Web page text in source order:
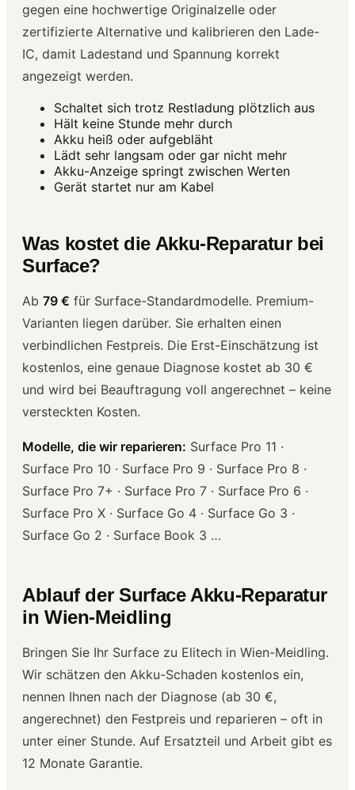
gegen eine hochwertige Originalzelle oder
zertifizierte Alternative und kalibrieren den Lade-
IC, damit Ladestand und Spannung korrekt
angezeigt werden.
Schaltet sich trotz Restladung plötzlich aus
Hält keine Stunde mehr durch
Akku heiß oder aufgebläht
Lädt sehr langsam oder gar nicht mehr
Akku-Anzeige springt zwischen Werten
Gerät startet nur am Kabel
Was kostet die Akku-Reparatur bei
Surface?
Ab 79 € für Surface-Standardmodelle. Premium-
Varianten liegen darüber. Sie erhalten einen
verbindlichen Festpreis. Die Erst-Einschätzung ist
kostenlos, eine genaue Diagnose kostet ab 30 €
und wird bei Beauftragung voll angerechnet – keine
versteckten Kosten.
Modelle, die wir reparieren: Surface Pro 11 ·
Surface Pro 10 · Surface Pro 9 · Surface Pro 8 ·
Surface Pro 7+ · Surface Pro 7 · Surface Pro 6 ·
Surface Pro X · Surface Go 4 · Surface Go 3 ·
Surface Go 2 · Surface Book 3 …
Ablauf der Surface Akku-Reparatur
in Wien-Meidling
Bringen Sie Ihr Surface zu Elitech in Wien-Meidling.
Wir schätzen den Akku-Schaden kostenlos ein,
nennen Ihnen nach der Diagnose (ab 30 €,
angerechnet) den Festpreis und reparieren – oft in
unter einer Stunde. Auf Ersatzteil und Arbeit gibt es
12 Monate Garantie.